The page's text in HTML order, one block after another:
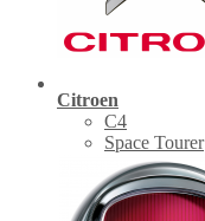
Citroen
C4
Space Tourer